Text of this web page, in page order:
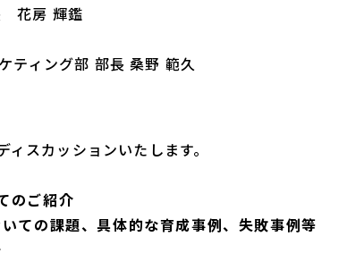
花房 輝鑑
ィング部 部長 桑野 範久
スカッションいたします。
のご紹介
ての課題、具体的な育成事例、失敗事例等